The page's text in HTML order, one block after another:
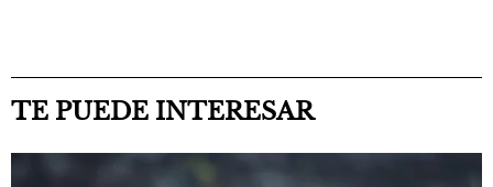
TE PUEDE INTERESAR